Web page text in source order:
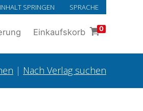
SPRINGEN SPRACHE
Einkaufskorb 0
| Nach Verlag suchen